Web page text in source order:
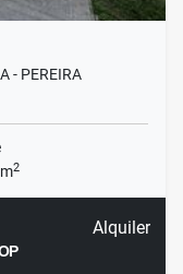
- PEREIRA
2
Alquiler